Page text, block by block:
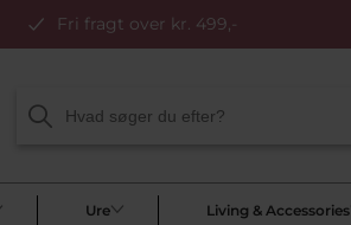
Fri fragt over kr. 499,-
Ure Living & Accessories